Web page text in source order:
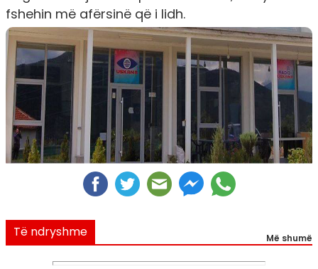
fshehin më afërsinë që i lidh.
Të ndryshme Më shumë